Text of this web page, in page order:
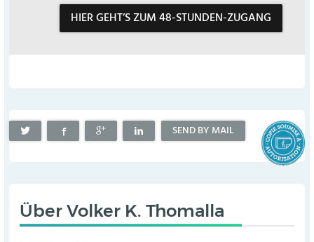
HIER GEHT’S ZUM 48-STUNDEN-ZUGANG
SEND BY MAIL
ÜberVolker K. Thomalla